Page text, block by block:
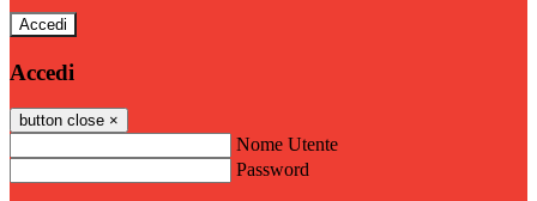
Accedi
Accedi
button close ×
Nome Utente
Password